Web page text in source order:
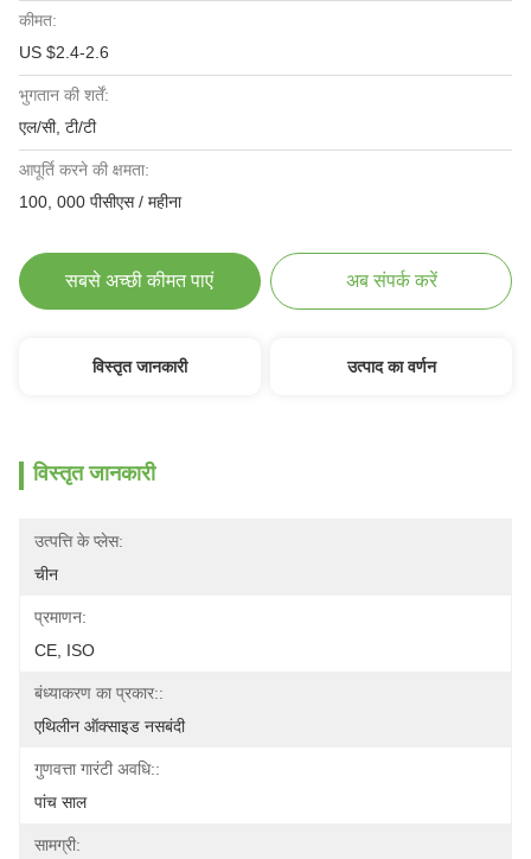
कीमत:
US $2.4-2.6
भुगतान की शर्तें:
एल/सी, टी/टी
आपूर्ति करने की क्षमता:
100, 000 पीसीएस / महीना
सबसे अच्छी कीमत पाएं अब संपर्क करें
विस्तृत जानकारी उत्पाद का वर्णन
विस्तृत जानकारी
उत्पत्ति के प्लेस:
चीन
प्रमाणन:
CE, ISO
बंध्याकरण का प्रकार::
एथिलीन ऑक्साइड नसबंदी
गुणवत्ता गारंटी अवधि::
पांच साल
सामग्री: